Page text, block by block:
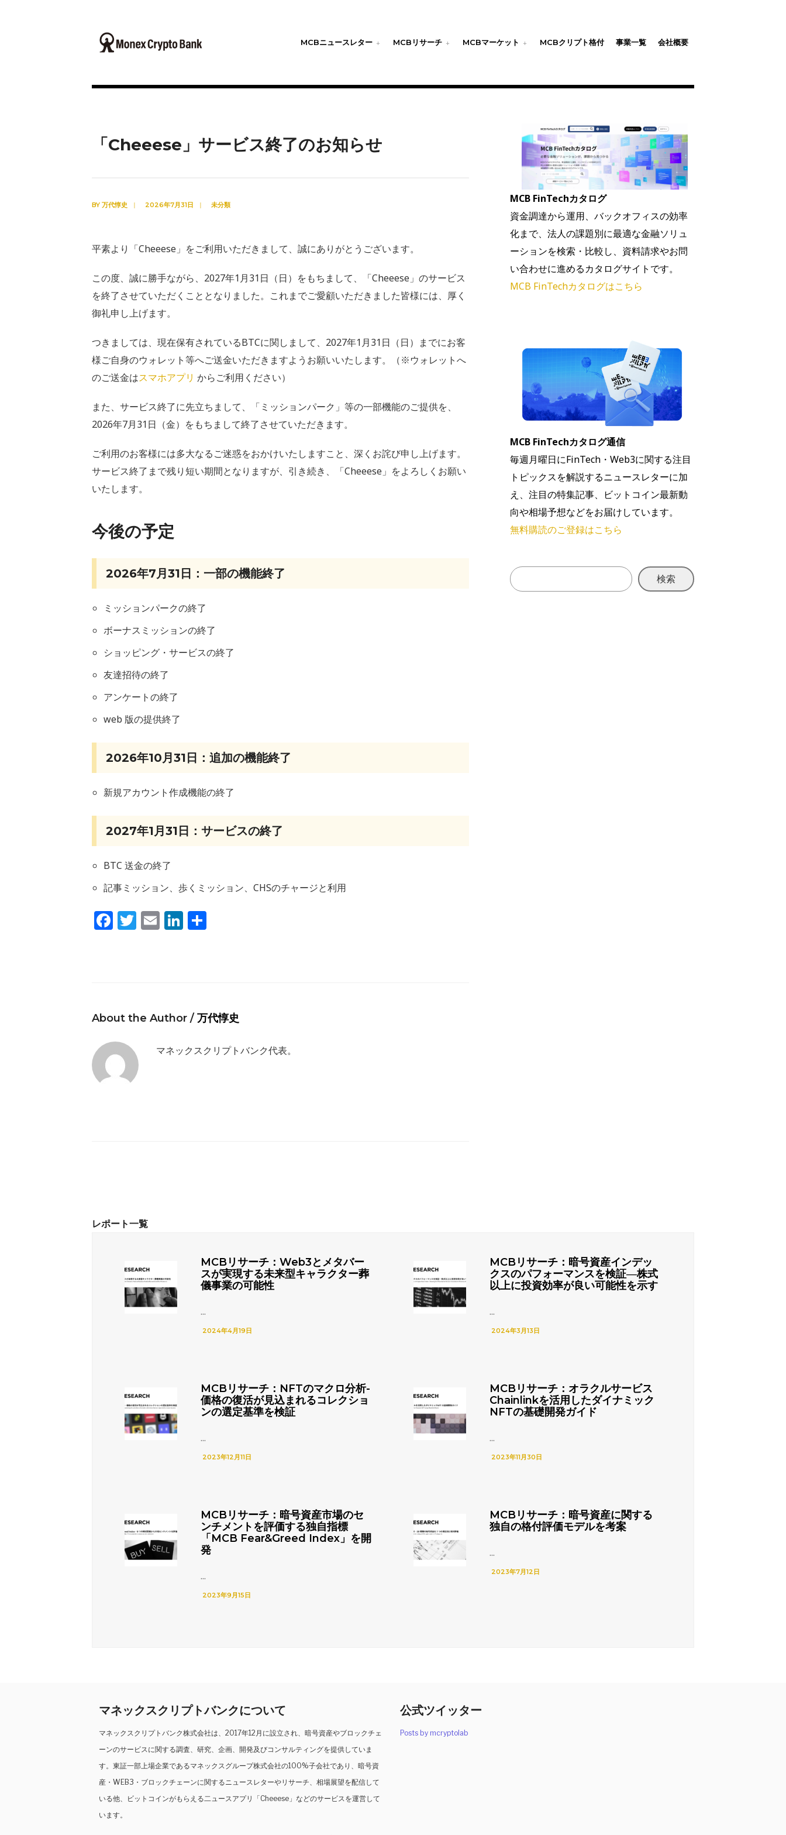
MCBニュースレター MCBリサーチ MCBマーケット MCBクリプト格付 事業一覧 会社概要
「Cheeese」サービス終了のお知らせ
BY 万代惇史 | 2026年7月31日 | 未分類
平素より「Cheeese」をご利用いただきまして、誠にありがとうございます。
この度、誠に勝手ながら、2027年1月31日（日）をもちまして、「Cheeese」のサービス
を終了させていただくこととなりました。これまでご愛顧いただきました皆様には、厚く
御礼申し上げます。
つきましては、現在保有されているBTCに関しまして、2027年1月31日（日）までにお客
様ご自身のウォレット等へご送金いただきますようお願いいたします。（※ウォレットへ
のご送金はスマホアプリ からご利用ください）
また、サービス終了に先立ちまして、「ミッションパーク」等の一部機能のご提供を、
2026年7月31日（金）をもちまして終了させていただきます。
ご利用のお客様には多大なるご迷惑をおかけいたしますこと、深くお詫び申し上げます。
サービス終了まで残り短い期間となりますが、引き続き、「Cheeese」をよろしくお願い
いたします。
今後の予定
2026年7月31日：一部の機能終了
ミッションパークの終了
ボーナスミッションの終了
ショッピング・サービスの終了
友達招待の終了
アンケートの終了
web 版の提供終了
2026年10月31日：追加の機能終了
新規アカウント作成機能の終了
2027年1月31日：サービスの終了
BTC 送金の終了
記事ミッション、歩くミッション、CHSのチャージと利用
Facebook
Twitter
EmailLinkedIn
About the Author / 万代惇史
マネックスクリプトバンク代表。
MCB FinTechカタログ
資金調達から運用、バックオフィスの効率
化まで、法人の課題別に最適な金融ソリュ
ーションを検索・比較し、資料請求やお問
い合わせに進めるカタログサイトです。
MCB FinTechカタログはこちら
MCB FinTechカタログ通信
毎週月曜日にFinTech・Web3に関する注目
トピックスを解説するニュースレターに加
え、注目の特集記事、ビットコイン最新動
向や相場予想などをお届けしています。
無料購読のご登録はこちら
検索
MCBリサーチ：Web3とメタバー
スが実現する未来型キャラクター葬
儀事業の可能性
...
2024年4月19日
MCBリサーチ：暗号資産インデッ
クスのパフォーマンスを検証―株式
以上に投資効率が良い可能性を示す
...
2024年3月13日
MCBリサーチ：NFTのマクロ分析-
価格の復活が見込まれるコレクショ
ンの選定基準を検証
...
2023年12月11日
MCBリサーチ：オラクルサービス
Chainlinkを活用したダイナミック
NFTの基礎開発ガイド
...
2023年11月30日
MCBリサーチ：暗号資産市場のセ
ンチメントを評価する独自指標
「MCB Fear&Greed Index」を開
発
...
2023年9月15日
MCBリサーチ：暗号資産に関する
独自の格付評価モデルを考案
...
2023年7月12日
マネックスクリプトバンクについて
マネックスクリプトバンク株式会社は、2017年12月に設立され、暗号資産やブロックチェ
ーンのサービスに関する調査、研究、企画、開発及びコンサルティングを提供していま
す。東証一部上場企業であるマネックスグループ株式会社の100%子会社であり、暗号資
産・WEB3・ブロックチェーンに関するニュースレターやリサーチ、相場展望を配信して
いる他、ビットコインがもらえる二ュースアプリ「Cheeese」などのサービスを運営して
います。
公式ツイッター
Posts by mcryptolab